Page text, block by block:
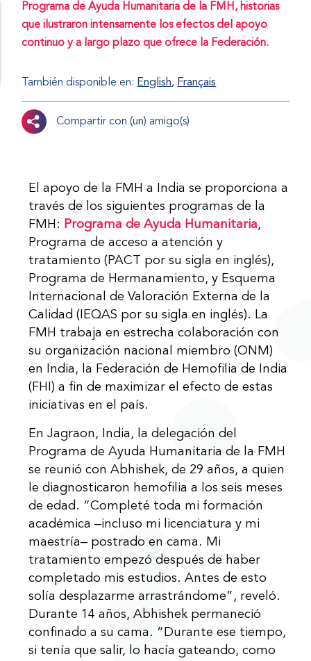
Programa de Ayuda Humanitaria de la FMH, historias
que ilustraron intensamente los efectos del apoyo
continuo y a largo plazo que ofrece la Federación.
También disponible en: English Français
Compartir con (un) amigo(s)
El apoyo de la FMH a India se proporciona a
través de los siguientes programas de la
FMH: Programa de Ayuda Humanitaria,
Programa de acceso a atención y
tratamiento (PACT por su sigla en inglés),
Programa de Hermanamiento, y Esquema
Internacional de Valoración Externa de la
Calidad (IEQAS por su sigla en inglés). La
FMH trabaja en estrecha colaboración con
su organización nacional miembro (ONM)
en India, la Federación de Hemofilia de India
(FHI) a fin de maximizar el efecto de estas
iniciativas en el país.
En Jagraon, India, la delegación del
Programa de Ayuda Humanitaria de la FMH
se reunió con Abhishek, de 29 años, a quien
le diagnosticaron hemofilia a los seis meses
de edad. “Completé toda mi formación
académica ‒incluso mi licenciatura y mi
maestría‒ postrado en cama. Mi
tratamiento empezó después de haber
completado mis estudios. Antes de esto
solía desplazarme arrastrándome”, reveló.
Durante 14 años, Abhishek permaneció
confinado a su cama. “Durante ese tiempo,
si tenía que salir, lo hacía gateando, como